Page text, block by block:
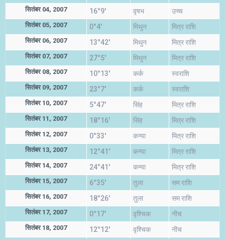
सितंबर 04, 2007 16°9' वृषभ उच्च
सितंबर 05, 2007 0°4' मिथुन मित्र राशि
सितंबर 06, 2007 13°42' मिथुन मित्र राशि
सितंबर 07, 2007 27°5' मिथुन मित्र राशि
सितंबर 08, 2007 10°13' कर्क स्वराशि
सितंबर 09, 2007 23°7' कर्क स्वराशि
सितंबर 10, 2007 5°47' सिंह मित्र राशि
सितंबर 11, 2007 18°16' सिंह मित्र राशि
सितंबर 12, 2007 0°33' कन्या मित्र राशि
सितंबर 13, 2007 12°41' कन्या मित्र राशि
सितंबर 14, 2007 24°41' कन्या मित्र राशि
सितंबर 15, 2007 6°35' तुला सम राशि
सितंबर 16, 2007 18°26' तुला सम राशि
सितंबर 17, 2007 0°17' वृश्चिक नीच
सितंबर 18, 2007 12°12' वृश्चिक नीच